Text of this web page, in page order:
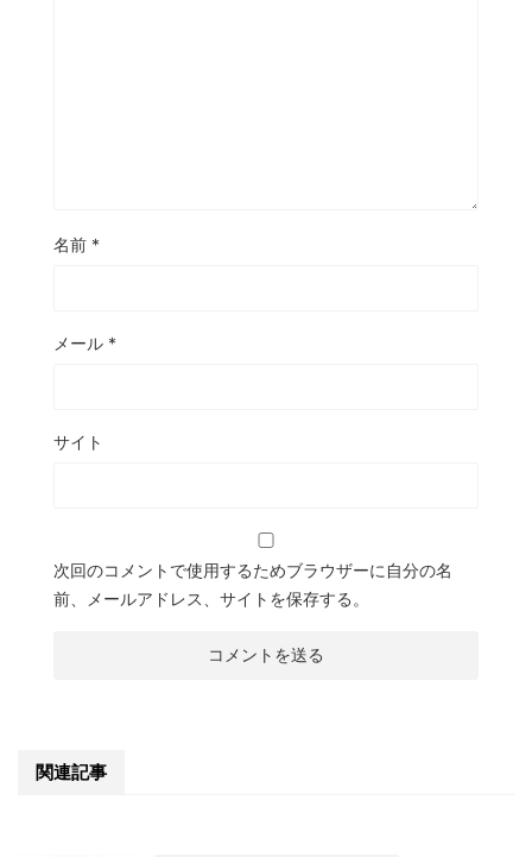
名前 *
メール *
サイト
次回のコメントで使用するためブラウザーに自分の名
前、メールアドレス、サイトを保存する。
関連記事